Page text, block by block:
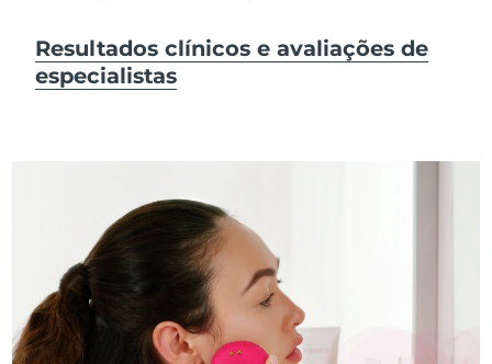
Resultados clínicos e avaliações de
especialistas